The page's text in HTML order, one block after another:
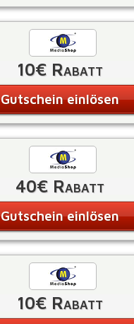
10€ Rabatt
Gutschein einlösen
40€ Rabatt
Gutschein einlösen
10€ Rabatt